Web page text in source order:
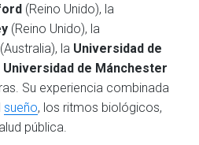
(Reino Unido), la
(Reino Unido), la
(Australia), la Universidad de
Universidad de Mánchester
Su experiencia combinada
sueño, los ritmos biológicos,
pública.